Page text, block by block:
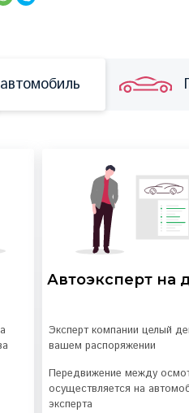
Автоэксперт на
Эксперт компании целый
вашем распоряжении
Передвижение между
осуществляется на
эксперта